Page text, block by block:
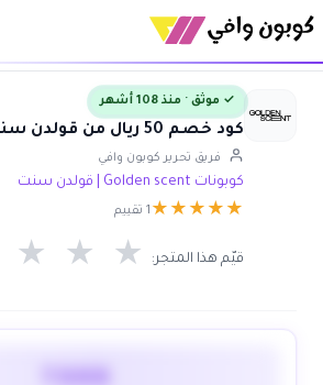
✓ موثق · منذ 108 أشهر
كود خصم 50 ريال من قولدن سنت Golden Scent
فريق تحرير كوبون وافي
كوبونات Golden scent | قولدن سنت
★
★
★
★
★ 1 تقييم
قيّم هذا المتجر: ★ ★ ★